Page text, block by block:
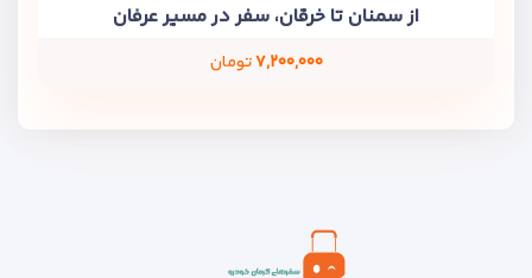
از سمنان تا خرقان، سفر در مسیر عرفان
۷,۲۰۰,۰۰۰تومان